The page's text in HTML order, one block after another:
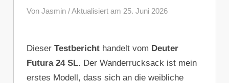
Von Jasmin / Aktualisiert am 25. Juni 2026
Dieser Testbericht handelt vom Deuter
Futura 24 SL. Der Wanderrucksack ist mein
erstes Modell, dass sich an die weibliche